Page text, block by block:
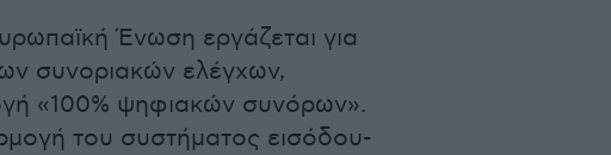
Ένωση εργάζεται για
συνοριακών ελέγχων,
«100% ψηφιακών συνόρων».
του συστήματος εισόδου-